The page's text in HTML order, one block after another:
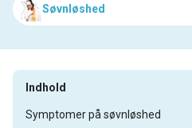
Søvnløshed
Indhold
Symptomer på søvnløshed